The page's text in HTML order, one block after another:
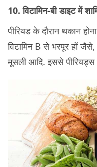
10. विटामिन-बी डाइट में
पीरियड के दौरान थकान
विटामिन B से भरपूर हों
मूसली आदि. इससे पीरियड्स